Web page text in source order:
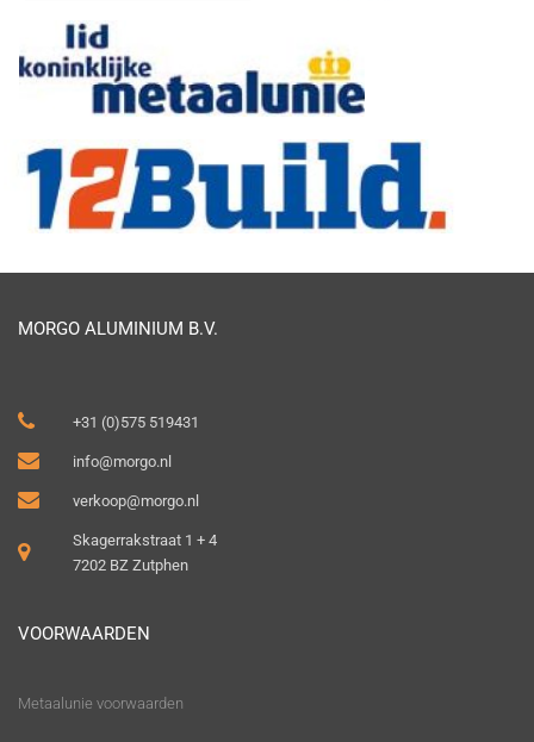
MORGO ALUMINIUM B.V.
+31 (0)575 519431
info@morgo.nl
verkoop@morgo.nl
Skagerrakstraat 1 + 4
7202 BZ Zutphen
VOORWAARDEN
Metaalunie voorwaarden